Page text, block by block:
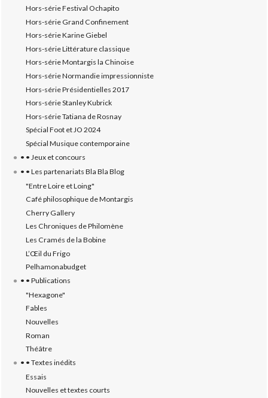
Hors-série Festival Ochapito
Hors-série Grand Confinement
Hors-série Karine Giebel
Hors-série Littérature classique
Hors-série Montargis la Chinoise
Hors-série Normandie impressionniste
Hors-série Présidentielles 2017
Hors-série Stanley Kubrick
Hors-série Tatiana de Rosnay
Spécial Foot et JO 2024
Spécial Musique contemporaine
• • Jeux et concours
• • Les partenariats Bla Bla Blog
"Entre Loire et Loing"
Café philosophique de Montargis
Cherry Gallery
Les Chroniques de Philomène
Les Cramés de la Bobine
L’‎Œil du Frigo
Pelhamonabudget
• • Publications
"Hexagone"
Fables
Nouvelles
Roman
Théâtre
• • Textes inédits
Essais
Nouvelles et textes courts